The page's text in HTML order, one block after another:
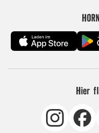
Hier